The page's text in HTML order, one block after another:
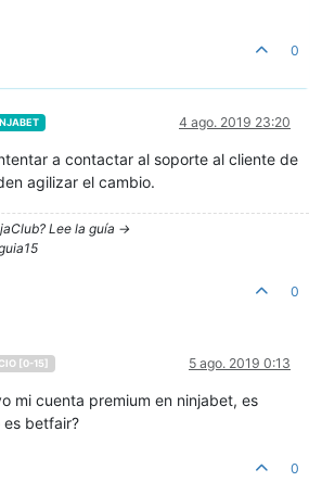
0
4 ago. 2019 23:20
a contactar al soporte al cliente de
agilizar el cambio.
Lee la guía ->
0
[0-15] 5 ago. 2019 0:13
mi cuenta premium en ninjabet, es
es betfair?
0